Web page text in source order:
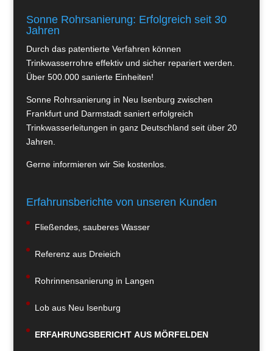
Sonne Rohrsanierung: Erfolgreich seit 30
Jahren
Durch das patentierte Verfahren können
Trinkwasserrohre effektiv und sicher repariert werden.
Über 500.000 sanierte Einheiten!
Sonne Rohrsanierung in Neu Isenburg zwischen
Frankfurt und Darmstadt saniert erfolgreich
Trinkwasserleitungen in ganz Deutschland seit über 20
Jahren.
Gerne informieren wir Sie kostenlos.
Erfahrunsberichte von unseren Kunden
Fließendes, sauberes Wasser
Referenz aus Dreieich
Rohrinnensanierung in Langen
Lob aus Neu Isenburg
ERFAHRUNGSBERICHT AUS MÖRFELDEN